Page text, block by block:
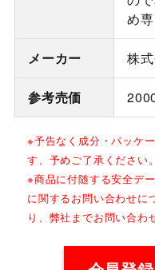
め
メーカー 株
参考売価
※予告なく成分・パッケ
す、予めご了承ください。
※商品に付随する安全デ
に関するお問い合わせに
り、弊社までお問い合わ